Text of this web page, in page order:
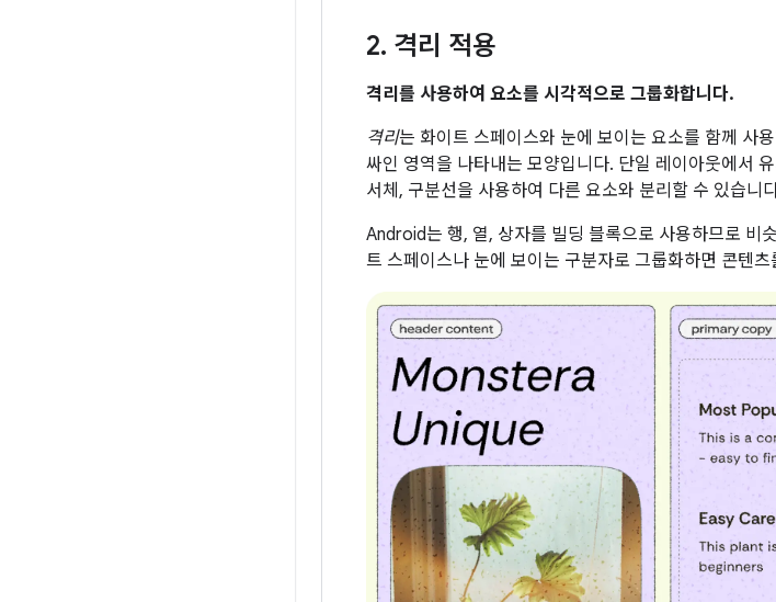
2. 격리 적용
격리를 사용하여 요소를 시각적으로 그룹화합니다.
격리는 화이트 스페이스와 눈에 보이는 요소를 함께 사
싸인 영역을 나타내는 모양입니다. 단일 레이아웃에서
서체, 구분선을 사용하여 다른 요소와 분리할 수 있습니
Android는 행, 열, 상자를 빌딩 블록으로 사용하므로 비
트 스페이스나 눈에 보이는 구분자로 그룹화하면 콘텐